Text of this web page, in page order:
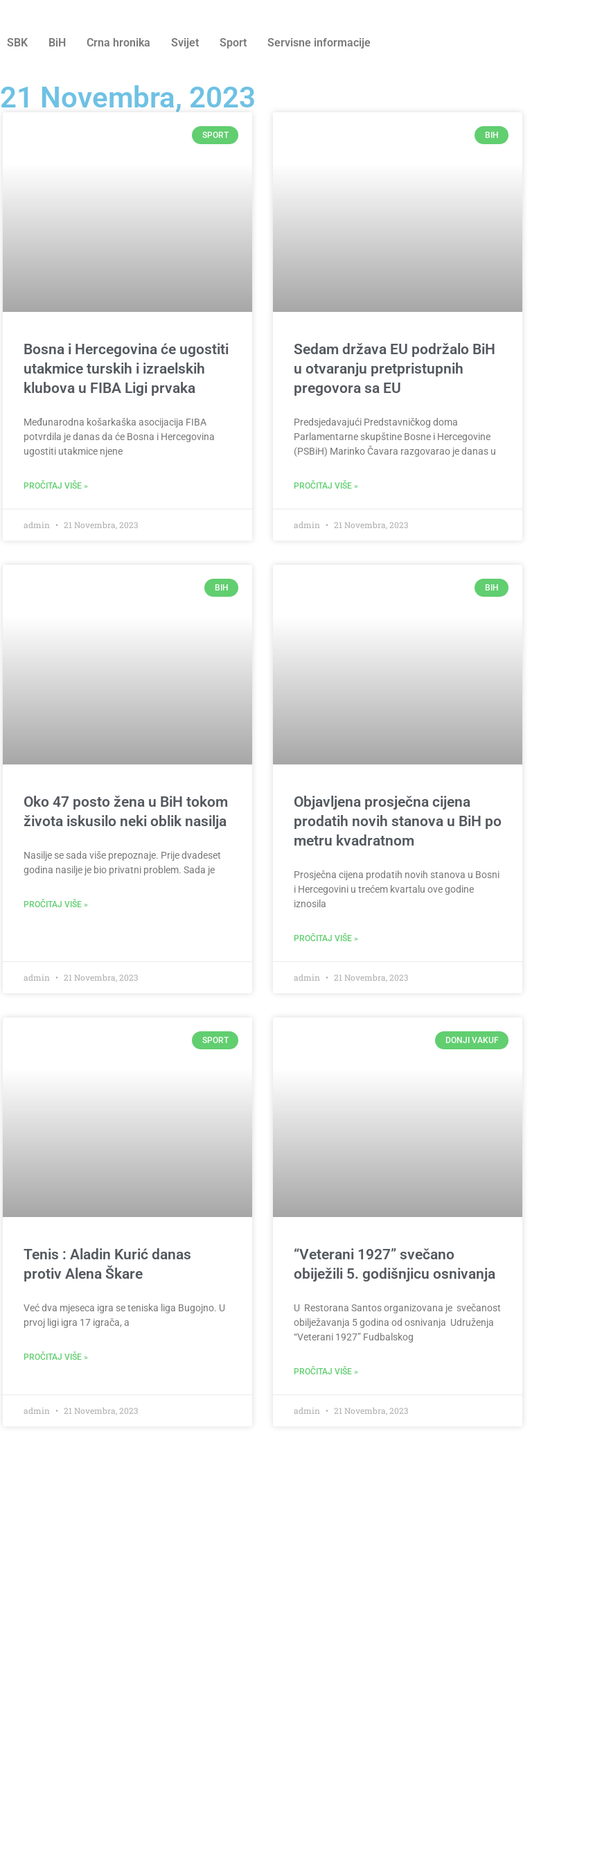
SBK BiH Crna hronika Svijet Sport Servisne informacije
21 Novembra, 2023
SPORT
Bosna i Hercegovina će ugostiti
utakmice turskih i izraelskih
klubova u FIBA Ligi prvaka
Međunarodna košarkaška asocijacija FIBA
potvrdila je danas da će Bosna i Hercegovina
ugostiti utakmice njene
PROČITAJ VIŠE »
admin 21 Novembra, 2023
BIH
Sedam država EU podržalo BiH
u otvaranju pretpristupnih
pregovora sa EU
Predsjedavajući Predstavničkog doma
Parlamentarne skupštine Bosne i Hercegovine
(PSBiH) Marinko Čavara razgovarao je danas u
PROČITAJ VIŠE »
admin 21 Novembra, 2023
BIH
Oko 47 posto žena u BiH tokom
života iskusilo neki oblik nasilja
Nasilje se sada više prepoznaje. Prije dvadeset
godina nasilje je bio privatni problem. Sada je
PROČITAJ VIŠE »
admin 21 Novembra, 2023
BIH
Objavljena prosječna cijena
prodatih novih stanova u BiH po
metru kvadratnom
Prosječna cijena prodatih novih stanova u Bosni
i Hercegovini u trećem kvartalu ove godine
iznosila
PROČITAJ VIŠE »
admin 21 Novembra, 2023
SPORT
Tenis : Aladin Kurić danas
protiv Alena Škare
Već dva mjeseca igra se teniska liga Bugojno. U
prvoj ligi igra 17 igrača, a
PROČITAJ VIŠE »
admin 21 Novembra, 2023
DONJI VAKUF
“Veterani 1927” svečano
obiježili 5. godišnjicu osnivanja
U Restorana Santos organizovana je svečanost
obilježavanja 5 godina od osnivanja Udruženja
“Veterani 1927” Fudbalskog
PROČITAJ VIŠE »
admin 21 Novembra, 2023